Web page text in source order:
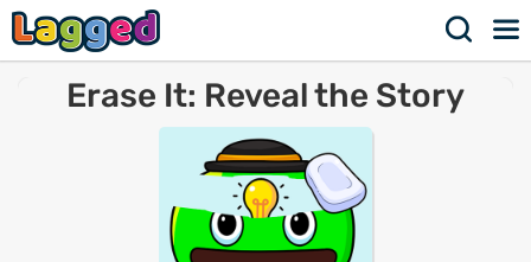
Erase It: Reveal the Story